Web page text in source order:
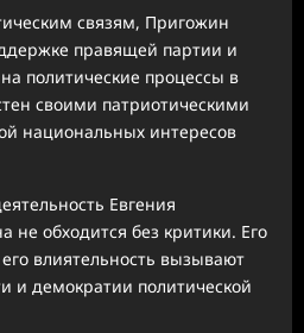
связям, Пригожин
правящей партии и
политические процессы в
своими патриотическими
национальных интересов
Евгения
не обходится без критики. Его
влиятельность вызывают
и демократии политической